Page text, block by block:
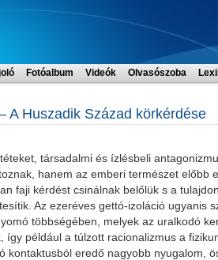
Fotóalbum Videók Olvasószoba
A Huszadik Század körkérdése
társadalmi és ízlésbeli
hanem az emberi természet előbb
faji kérdést csinálnak belőlük s a
Az ezeréves gettó-izoláció ugyanis
többségében, melyek az uralkodó
így például a túlzott racionalizmus a
kontaktusból eredő nagyobb nyugalom,